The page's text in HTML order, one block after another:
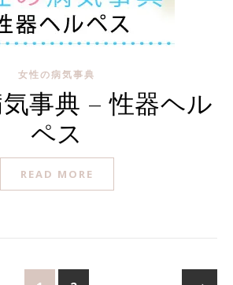
女性の病気事典
事典 – 性器ヘル
ペス
READ MORE